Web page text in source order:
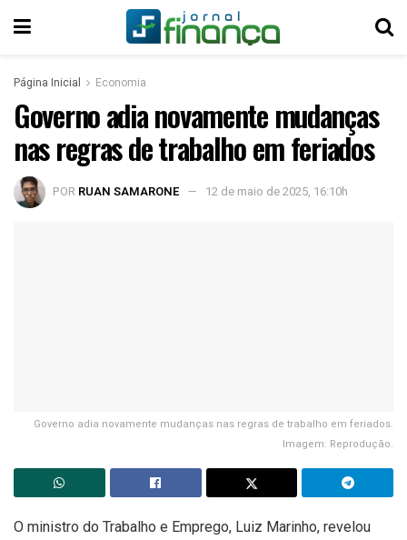
Página Inicial Economia
Governo adia novamente mudanças
nas regras de trabalho em feriados
POR RUAN SAMARONE 12 de maio de 2025, 16:10h
Governo adia novamente mudanças nas regras de trabalho em feriados.
Imagem: Reprodução.
O ministro do Trabalho e Emprego, Luiz Marinho, revelou